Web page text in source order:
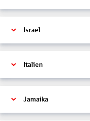
Israel
Italien
Jamaika